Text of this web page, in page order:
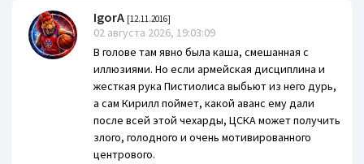
IgorA [12.11.2016]
02 августа 2026, 19:03:09
В голове там явно была каша, смешанная с
иллюзиями. Но если армейская дисциплина и
жесткая рука Пистиолиса выбьют из него дурь,
а сам Кирилл поймет, какой аванс ему дали
после всей этой чехарды, ЦСКА может получить
злого, голодного и очень мотивированного
центрового.